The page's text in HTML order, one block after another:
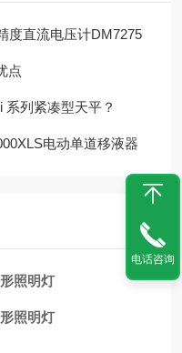
度直流电压计DM7275
点
列紧凑型天平？
电动单道移液器
照明灯
照明灯
电话咨询